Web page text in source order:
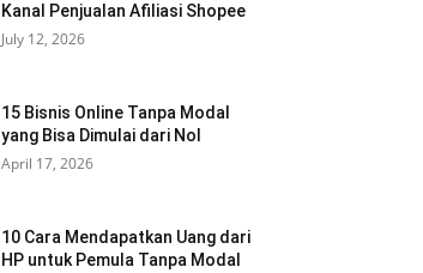
Kanal Penjualan Afiliasi Shopee
July 12, 2026
15 Bisnis Online Tanpa Modal
yang Bisa Dimulai dari Nol
April 17, 2026
10 Cara Mendapatkan Uang dari
HP untuk Pemula Tanpa Modal